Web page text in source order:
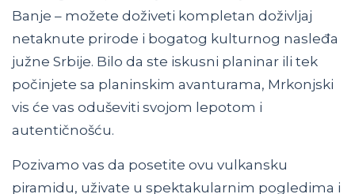
Banje – možete doživeti kompletan doživljaj
netaknute prirode i bogatog kulturnog nasleđa
južne Srbije. Bilo da ste iskusni planinar ili tek
počinjete sa planinskim avanturama, Mrkonjski
vis će vas oduševiti svojom lepotom i
autentičnošću.
Pozivamo vas da posetite ovu vulkansku
piramidu, uživate u spektakularnim pogledima i